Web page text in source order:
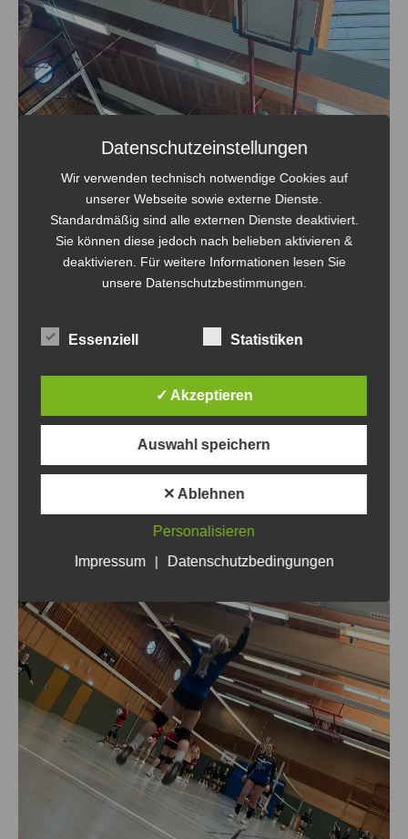
Datenschutzeinstellungen
Wir verwenden technisch notwendige Cookies auf
unserer Webseite sowie externe Dienste.
Standardmäßig sind alle externen Dienste deaktiviert.
Sie können diese jedoch nach belieben aktivieren &
deaktivieren. Für weitere Informationen lesen Sie
unsere Datenschutzbestimmungen.
Essenziell Statistiken
✓ Akzeptieren
Auswahl speichern
✕ Ablehnen
Personalisieren
Impressum
| Datenschutzbedingungen